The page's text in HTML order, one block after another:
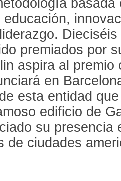
premiados por
aspira al
en
esta entidad
edificio de
su presencia
de ciudades